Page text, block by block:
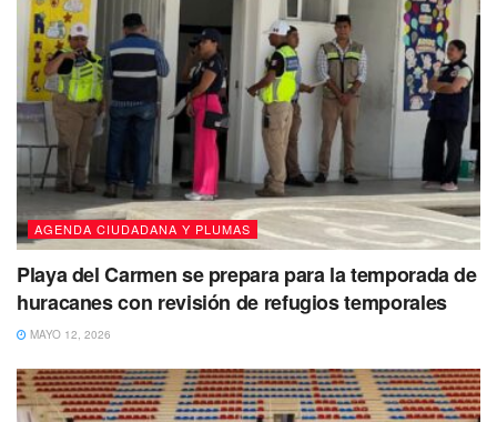
AGENDA CIUDADANA Y PLUMAS
Playa del Carmen se prepara para la temporada de
huracanes con revisión de refugios temporales
MAYO 12, 2026